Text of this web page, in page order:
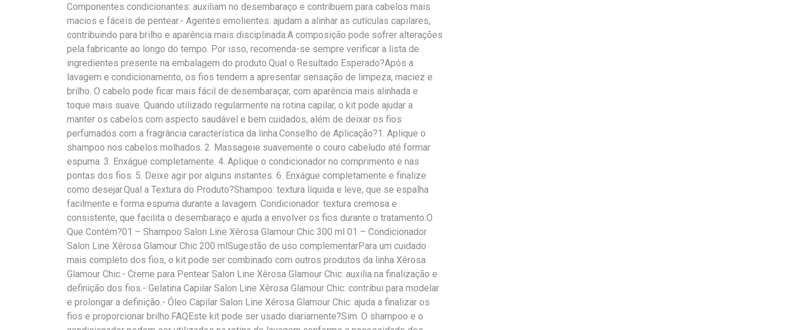
Componentes condicionantes: auxiliam no desembaraço e contribuem para cabelos mais
macios e fáceis de pentear.- Agentes emolientes: ajudam a alinhar as cutículas capilares,
contribuindo para brilho e aparência mais disciplinada.A composição pode sofrer alterações
pela fabricante ao longo do tempo. Por isso, recomenda-se sempre verificar a lista de
ingredientes presente na embalagem do produto.Qual o Resultado Esperado?Após a
lavagem e condicionamento, os fios tendem a apresentar sensação de limpeza, maciez e
brilho. O cabelo pode ficar mais fácil de desembaraçar, com aparência mais alinhada e
toque mais suave. Quando utilizado regularmente na rotina capilar, o kit pode ajudar a
manter os cabelos com aspecto saudável e bem cuidados, além de deixar os fios
perfumados com a fragrância característica da linha.Conselho de Aplicação?1. Aplique o
shampoo nos cabelos molhados. 2. Massageie suavemente o couro cabeludo até formar
espuma. 3. Enxágue completamente. 4. Aplique o condicionador no comprimento e nas
pontas dos fios. 5. Deixe agir por alguns instantes. 6. Enxágue completamente e finalize
como desejar.Qual a Textura do Produto?Shampoo: textura líquida e leve, que se espalha
facilmente e forma espuma durante a lavagem. Condicionador: textura cremosa e
consistente, que facilita o desembaraço e ajuda a envolver os fios durante o tratamento.O
Que Contém?01 – Shampoo Salon Line Xêrosa Glamour Chic 300 ml 01 – Condicionador
Salon Line Xêrosa Glamour Chic 200 mlSugestão de uso complementarPara um cuidado
mais completo dos fios, o kit pode ser combinado com outros produtos da linha Xêrosa
Glamour Chic.- Creme para Pentear Salon Line Xêrosa Glamour Chic: auxilia na finalização e
definição dos fios.- Gelatina Capilar Salon Line Xêrosa Glamour Chic: contribui para modelar
e prolongar a definição.- Óleo Capilar Salon Line Xêrosa Glamour Chic: ajuda a finalizar os
fios e proporcionar brilho.FAQEste kit pode ser usado diariamente?Sim. O shampoo e o